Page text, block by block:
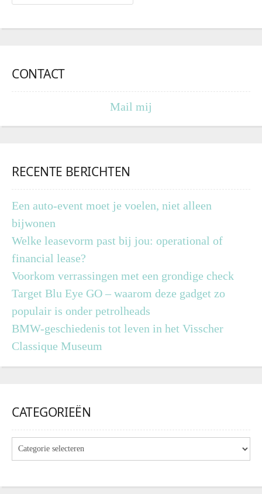
CONTACT
Mail mij
RECENTE BERICHTEN
Een auto-event moet je voelen, niet alleen
bijwonen
Welke leasevorm past bij jou: operational of
financial lease?
Voorkom verrassingen met een grondige check
Target Blu Eye GO – waarom deze gadget zo
populair is onder petrolheads
BMW-geschiedenis tot leven in het Visscher
Classique Museum
CATEGORIEËN